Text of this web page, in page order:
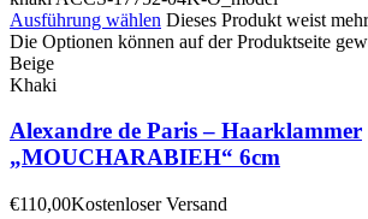
Ausführung wählen Dieses Produkt weist
Die Optionen können auf der Produktseite
Beige
Khaki
Alexandre de Paris – Haarklammer
„MOUCHARABIEH“ 6cm
€110,00Kostenloser Versand